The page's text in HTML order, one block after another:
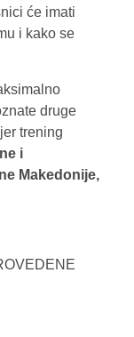
će imati
i kako se
druge
trening
i
Makedonije,